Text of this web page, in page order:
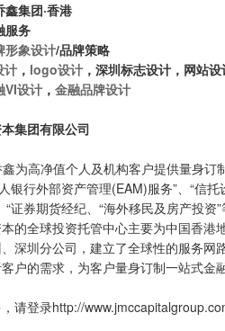
鑫集团·香港
服务
形象设计/品牌策略
计 ， logo设计 ，深圳标志设计，网站设
VI设计 ， 金融品牌设计
集团有限公司
为高净值个人及机构客户提供量身
银行外部资产管理(EAM)服务”、“信
“证券期货经纪、“海外移民及房产投资”
的全球投资托管中心主要为中国香港
深圳分公司，建立了全球性的服务网
户的需求，为客户量身订制一站式金
请登录http://